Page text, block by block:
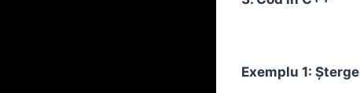
Exemplu 1: